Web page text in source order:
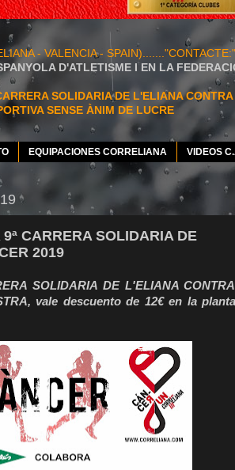
- VALENCIA - SPAIN)......."CONTACTE:"
D'ATLETISME I EN LA
SOLIDARIA DE L'ELIANA
SENSE ÀNIM DE LUCRE
EQUIPACIONES CORRELIANA VIDEOS
CARRERA SOLIDARIA DE
2019
SOLIDARIA DE L'ELIANA
vale descuento de 12€ en la